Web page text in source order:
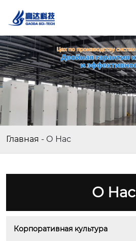
Главная - О Нас
О Нас
Корпоративная культура